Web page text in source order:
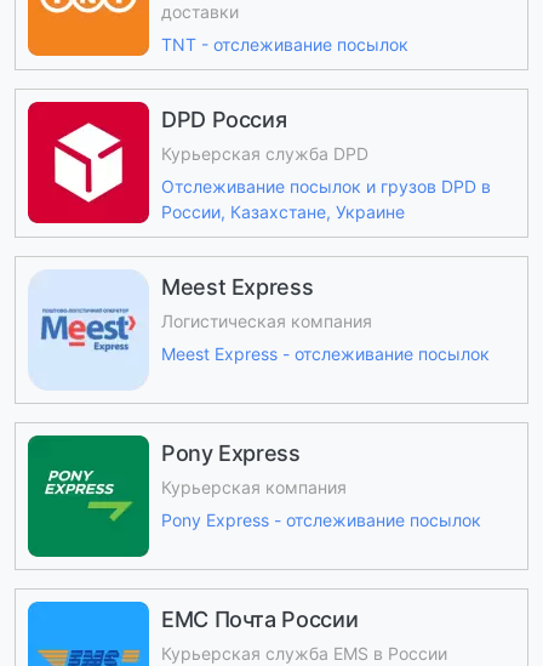
доставки
TNT - отслеживание посылок
DPD Россия
Курьерская служба DPD
Отслеживание посылок и грузов DPD в
России, Казахстане, Украине
Meest Express
Логистическая компания
Meest Express - отслеживание посылок
Pony Express
Курьерская компания
Pony Express - отслеживание посылок
ЕМС Почта России
Курьерская служба EMS в России